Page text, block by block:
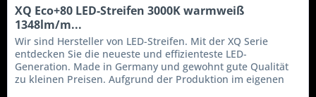
XQ Eco+80 LED-Streifen 3000K warmweiß
1348lm/m...
Wir sind Hersteller von LED-Streifen. Mit der XQ Serie
entdecken Sie die neueste und effizienteste LED-
Generation. Made in Germany und gewohnt gute Qualität
zu kleinen Preisen. Aufgrund der Produktion im eigenen